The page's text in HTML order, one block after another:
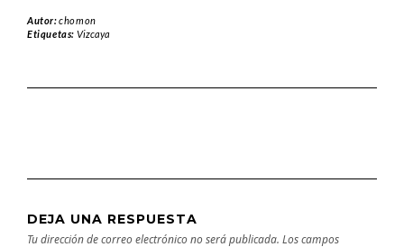
arte natural del
Bosque de Oma
Vizcaya
Autor:chomon
Etiquetas: Vizcaya
DEJA UNA RESPUESTA
Tu dirección de correo electrónico no será publicada. Los campos